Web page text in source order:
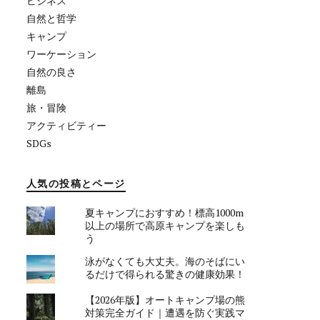
自然と哲学
キャンプ
ワーケーション
自然の良さ
離島
旅・冒険
アクティビティー
SDGs
人気の投稿とページ
夏キャンプにおすすめ！標高1000m
以上の場所で高原キャンプを楽しも
う
泳がなくても大丈夫。海のそばにい
るだけで得られる驚きの健康効果！
【2026年版】オートキャンプ場の熊
対策完全ガイド｜遭遇を防ぐ実践マ